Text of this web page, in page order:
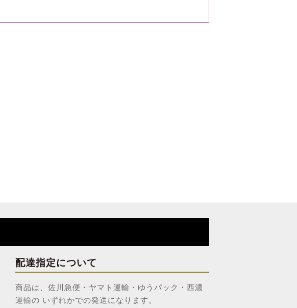
配達指定について
商品は、佐川急便・ヤマト運輸・ゆうパック・西濃
運輸の いずれかでの発送になります。